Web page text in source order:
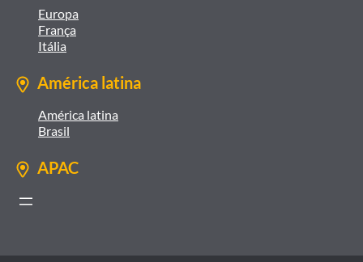
Europa
França
Itália
América latina
América latina
Brasil
APAC